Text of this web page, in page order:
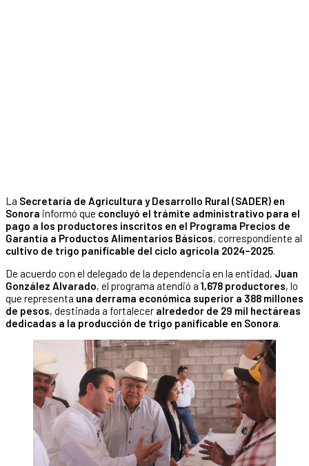
La Secretaría de Agricultura y Desarrollo Rural (SADER) en
Sonora informó que concluyó el trámite administrativo para el
pago a los productores inscritos en el Programa Precios de
Garantía a Productos Alimentarios Básicos, correspondiente al
cultivo de trigo panificable del ciclo agrícola 2024–2025.
De acuerdo con el delegado de la dependencia en la entidad, Juan
González Alvarado, el programa atendió a 1,678 productores, lo
que representa una derrama económica superior a 388 millones
de pesos, destinada a fortalecer alrededor de 29 mil hectáreas
dedicadas a la producción de trigo panificable en Sonora.